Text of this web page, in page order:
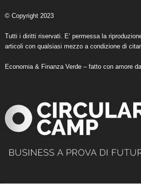
© Copyright 2023
Tutti i diritti riservati. E’ permessa la
articoli con qualsiasi mezzo a condizione di
Economia & Finanza Verde – fatto con amore